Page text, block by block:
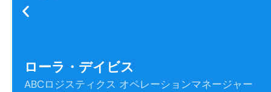
ローラ・デイビス
ABCロジスティクス オペレーションマネージャー